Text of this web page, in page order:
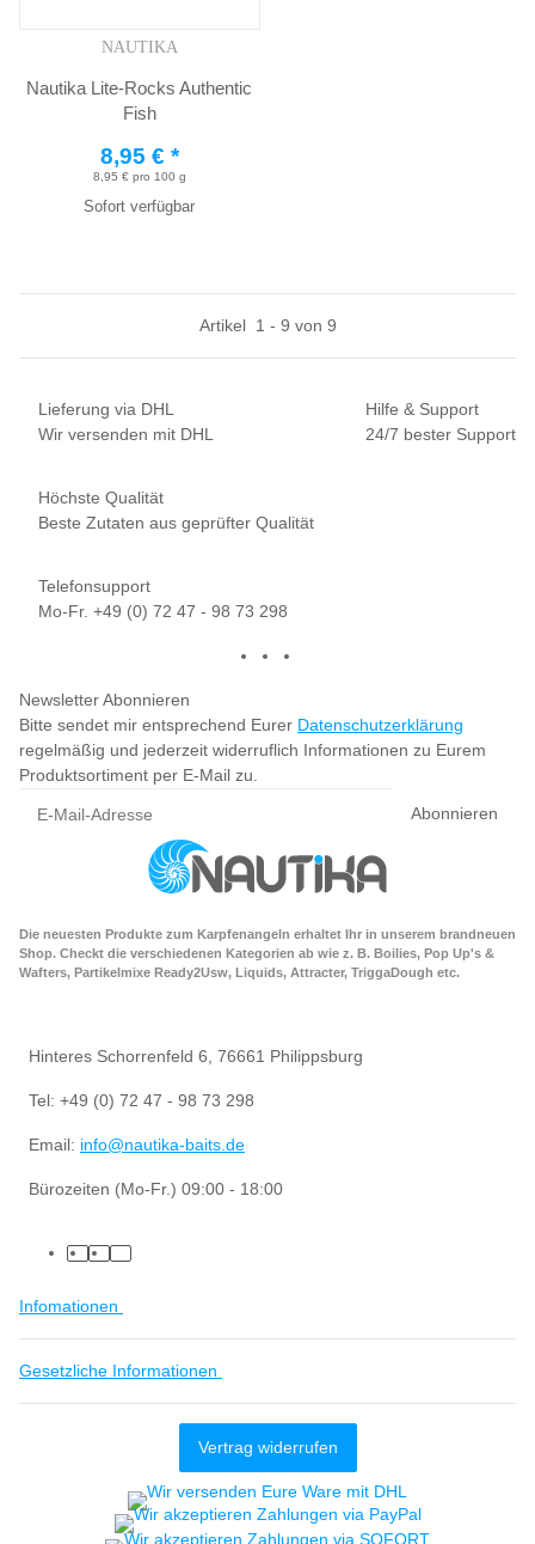
NAUTIKA
Nautika Lite-Rocks Authentic
Fish
8,95 € *
8,95 € pro 100 g
Sofort verfügbar
Artikel 1 - 9 von 9
Lieferung via DHL
Wir versenden mit DHL
Hilfe & Support
24/7 bester Support
Höchste Qualität
Beste Zutaten aus geprüfter Qualität
Telefonsupport
Mo-Fr. +49 (0) 72 47 - 98 73 298
Newsletter Abonnieren
Bitte sendet mir entsprechend Eurer Datenschutzerklärung
regelmäßig und jederzeit widerruflich Informationen zu Eurem
Produktsortiment per E-Mail zu.
Abonnieren
Die neuesten Produkte zum Karpfenangeln erhaltet Ihr in unserem brandneuen
Shop. Checkt die verschiedenen Kategorien ab wie z. B. Boilies, Pop Up's &
Wafters, Partikelmixe Ready2Usw, Liquids, Attracter, TriggaDough etc.
Hinteres Schorrenfeld 6, 76661 Philippsburg
Tel: +49 (0) 72 47 - 98 73 298
Email: info@nautika-baits.de
Bürozeiten (Mo-Fr.) 09:00 - 18:00
Infomationen
Gesetzliche Informationen
Vertrag widerrufen